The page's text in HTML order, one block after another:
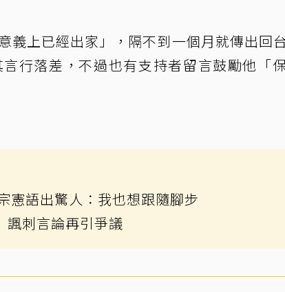
義上已經出家」，隔不到一個月就傳出回
行落差，不過也有支持者留言鼓勵他「
憲語出驚人：我也想跟隨腳步
刺言論再引爭議